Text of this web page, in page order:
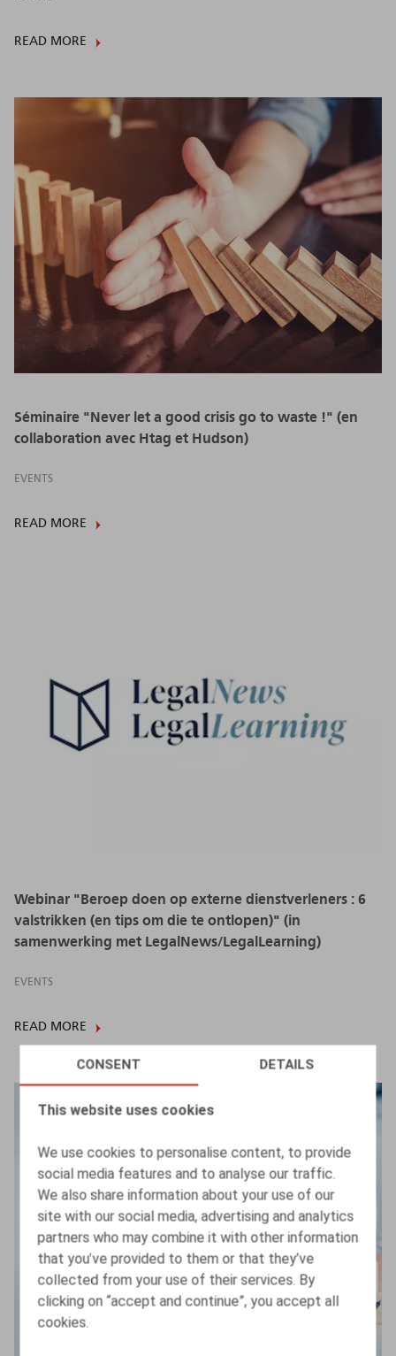
CONSENT DETAILS
This website uses cookies
We use cookies to personalise content, to provide
social media features and to analyse our traffic.
We also share information about your use of our
site with our social media, advertising and analytics
partners who may combine it with other information
that you’ve provided to them or that they’ve
collected from your use of their services. By
clicking on “accept and continue”, you accept all
cookies.
READ MORE
Séminaire "Never let a good crisis go to waste !" (en
collaboration avec Htag et Hudson)
EVENTS
READ MORE
Webinar "Beroep doen op externe dienstverleners : 6
valstrikken (en tips om die te ontlopen)" (in
samenwerking met LegalNews/LegalLearning)
EVENTS
READ MORE